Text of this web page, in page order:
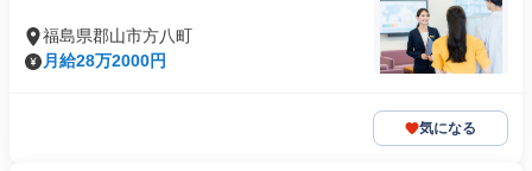
福島県郡山市方八町
月給28万2000円
気になる